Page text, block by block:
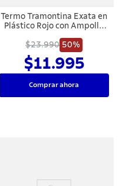
Termo Tramontina Exata en
Plástico Rojo con Ampolla
L
$23.990 50%
$11.995
Comprar ahora